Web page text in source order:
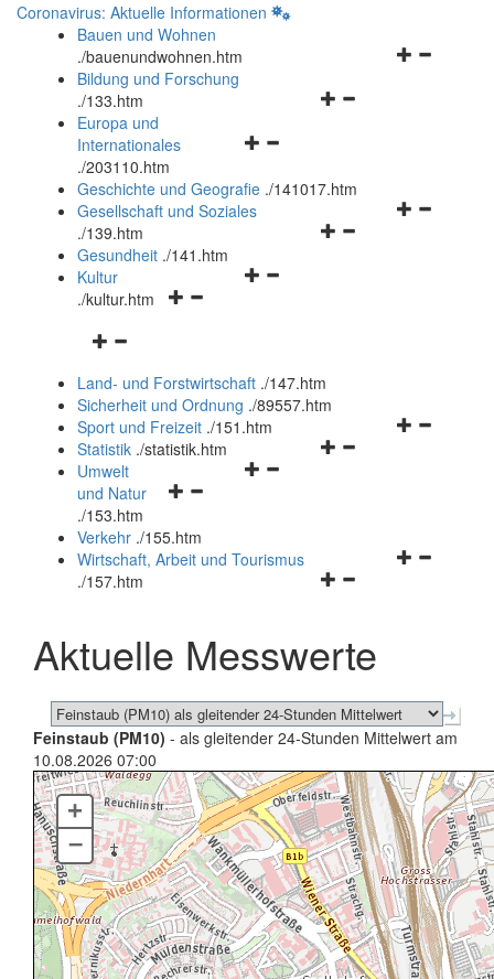
Coronavirus: Aktuelle Informationen
Bauen und Wohnen
./bauenundwohnen.htm
Navigationsmenü
Bildung und Forschung
./133.htm
Navigationsmenü
und
schließen
Europa und
Internationales
./203110.htm
Geschichte und Geografie ./141017.htm
Navigationsmenü
Gesellschaft und Soziales
./139.htm
Navigationsmenü
Gesundheit ./141.htm
Navigationsmenü
Kultur
./kultur.htm
Navigationsmenü
und
schließen
Land- und Forstwirtschaft ./147.htm
Sicherheit und Ordnung ./89557.htm
Navigationsmenü
Sport und Freizeit ./151.htm
Navigationsmenü
Statistik ./statistik.htm
Navigationsmenü
und
schließen
Umwelt
und Natur
./153.htm
Verkehr ./155.htm
Navigationsmenü
schließen
Wirtschaft, Arbeit und Tourismus
./157.htm
Aktuelle Messwerte
Feinstaub (PM10) - als gleitender 24-Stunden Mittelwert am
10.08.2026 07:00
+
–